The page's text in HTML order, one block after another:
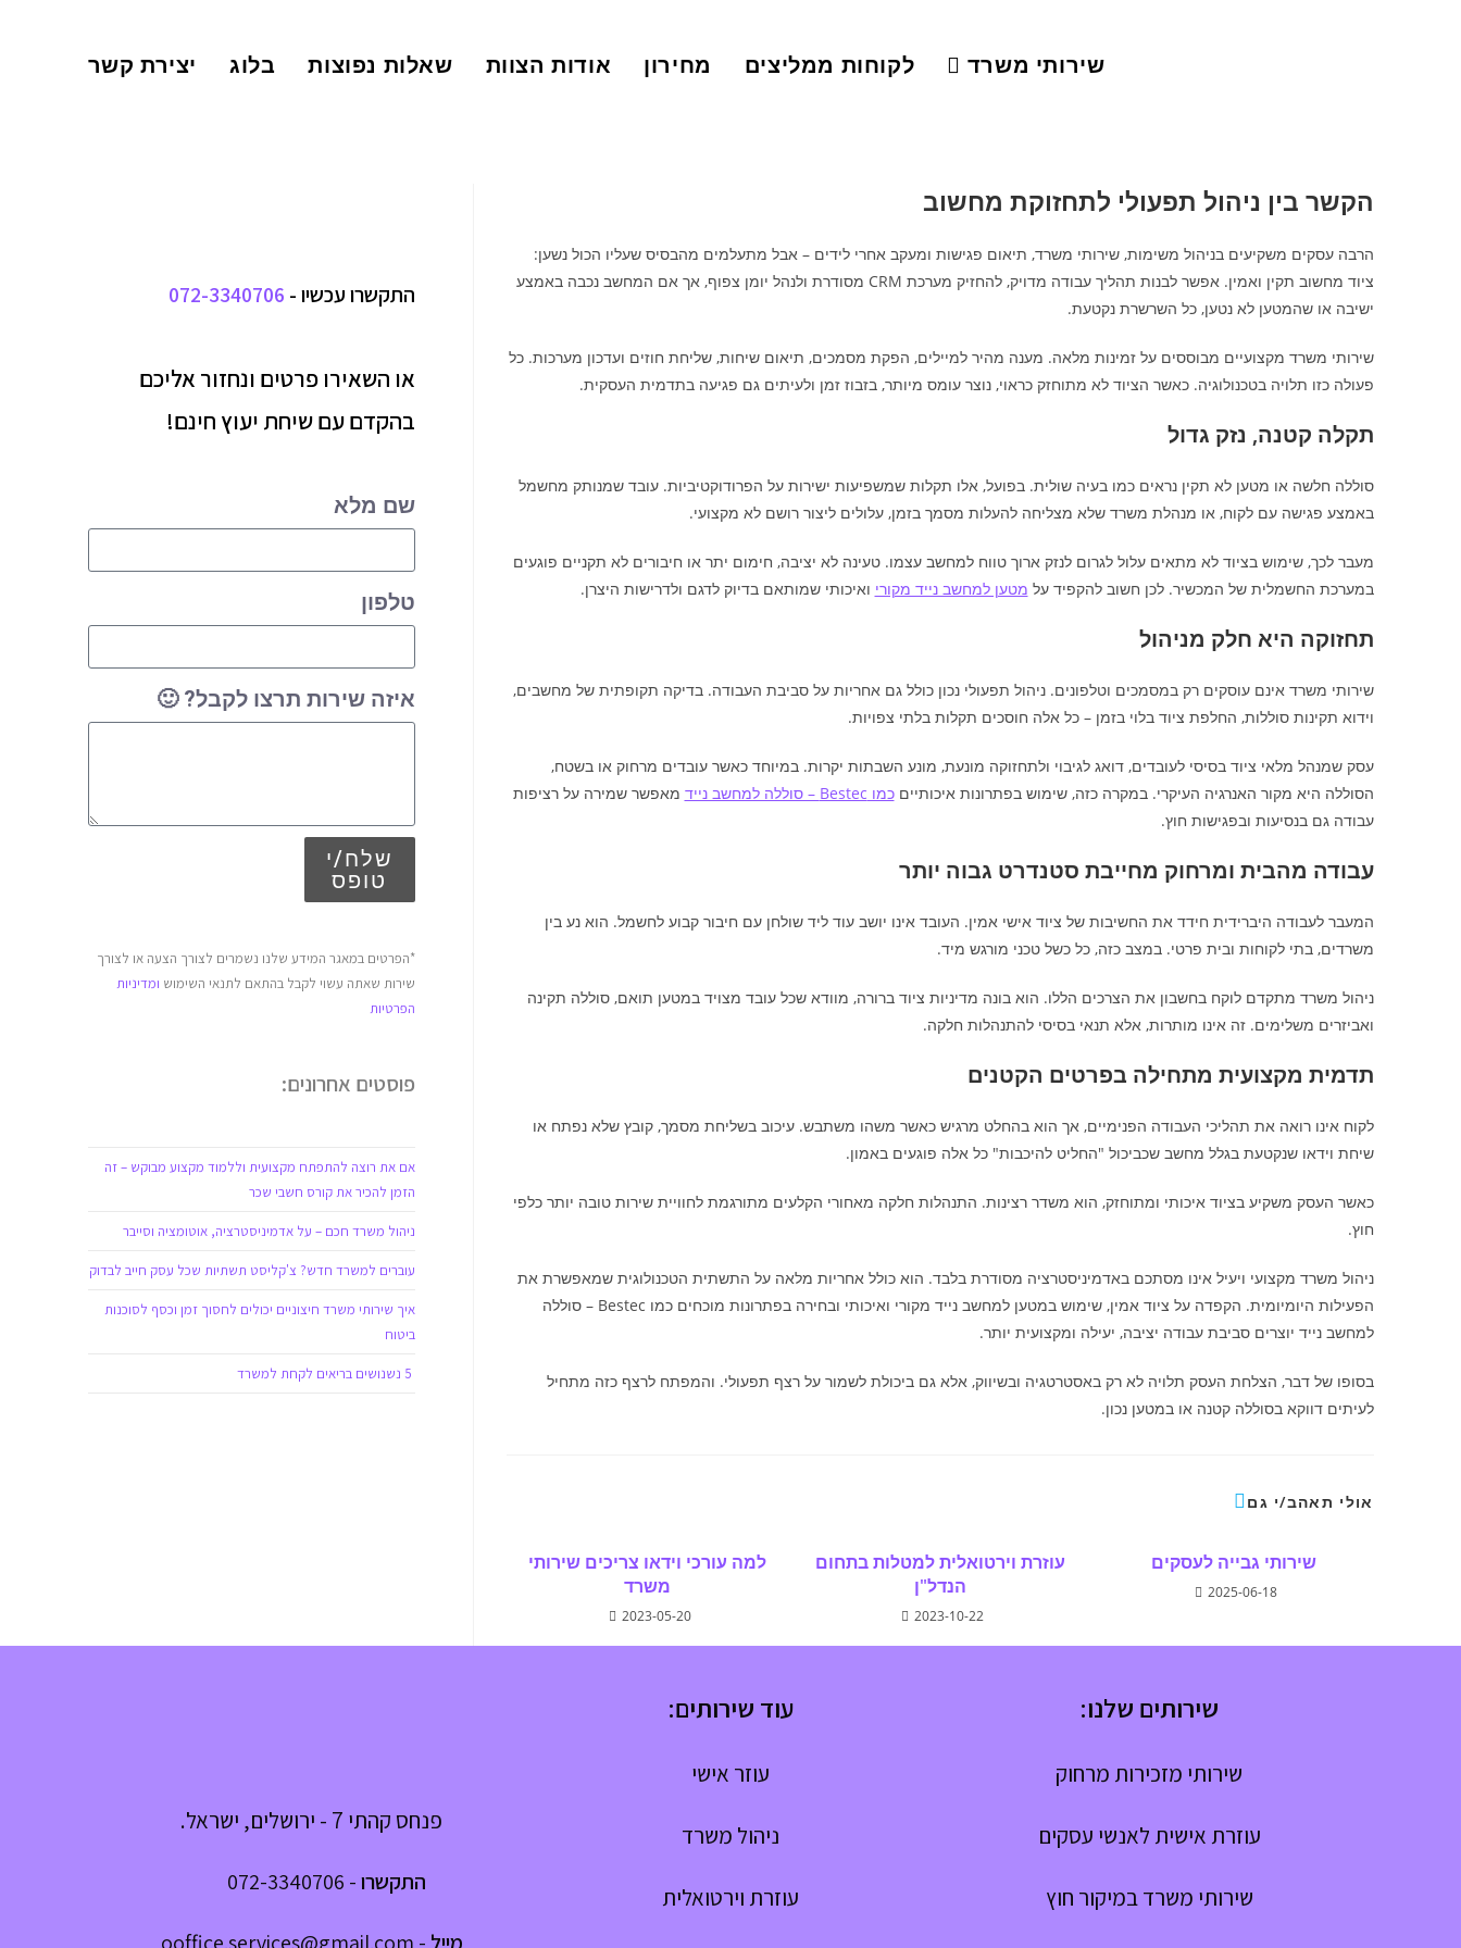
שירותי משרד לקוחות ממליצים מחירון אודות הצוות שאלות נפוצות בלוג יצירת קשר
הקשר בין ניהול תפעולי לתחזוקת מחשוב
הרבה עסקים משקיעים בניהול משימות, שירותי משרד, תיאום פגישות ומעקב אחרי לידים – אבל מתעלמים מהבסיס שעליו הכול נשען:
ציוד מחשוב תקין ואמין. אפשר לבנות תהליך עבודה מדויק, להחזיק מערכת CRM מסודרת ולנהל יומן צפוף, אך אם המחשב נכבה באמצע
ישיבה או שהמטען לא נטען, כל השרשרת נקטעת.
שירותי משרד מקצועיים מבוססים על זמינות מלאה. מענה מהיר למיילים, הפקת מסמכים, תיאום שיחות, שליחת חוזים ועדכון מערכות. כל
פעולה כזו תלויה בטכנולוגיה. כאשר הציוד לא מתוחזק כראוי, נוצר עומס מיותר, בזבוז זמן ולעיתים גם פגיעה בתדמית העסקית.
תקלה קטנה, נזק גדול
סוללה חלשה או מטען לא תקין נראים כמו בעיה שולית. בפועל, אלו תקלות שמשפיעות ישירות על הפרודוקטיביות. עובד שמנותק מחשמל
באמצע פגישה עם לקוח, או מנהלת משרד שלא מצליחה להעלות מסמך בזמן, עלולים ליצור רושם לא מקצועי.
מעבר לכך, שימוש בציוד לא מתאים עלול לגרום לנזק ארוך טווח למחשב עצמו. טעינה לא יציבה, חימום יתר או חיבורים לא תקניים פוגעים
במערכת החשמלית של המכשיר. לכן חשוב להקפיד על מטען למחשב נייד מקורי ואיכותי שמותאם בדיוק לדגם ולדרישות היצרן.
תחזוקה היא חלק מניהול
שירותי משרד אינם עוסקים רק במסמכים וטלפונים. ניהול תפעולי נכון כולל גם אחריות על סביבת העבודה. בדיקה תקופתית של מחשבים,
וידוא תקינות סוללות, החלפת ציוד בלוי בזמן – כל אלה חוסכים תקלות בלתי צפויות.
עסק שמנהל מלאי ציוד בסיסי לעובדים, דואג לגיבוי ולתחזוקה מונעת, מונע השבתות יקרות. במיוחד כאשר עובדים מרחוק או בשטח,
הסוללה היא מקור האנרגיה העיקרי. במקרה כזה, שימוש בפתרונות איכותייםכמו Bestec – סוללה למחשב נייד
מאפשר שמירה על רציפות
עבודה גם בנסיעות ובפגישות חוץ.
עבודה מהבית ומרחוק מחייבת סטנדרט גבוה יותר
המעבר לעבודה היברידית חידד את החשיבות של ציוד אישי אמין. העובד אינו יושב עוד ליד שולחן עם חיבור קבוע לחשמל. הוא נע בין
משרדים, בתי לקוחות ובית פרטי. במצב כזה, כל כשל טכני מורגש מיד.
ניהול משרד מתקדם לוקח בחשבון את הצרכים הללו. הוא בונה מדיניות ציוד ברורה, מוודא שכל עובד מצויד במטען תואם, סוללה תקינה
ואביזרים משלימים. זה אינו מותרות, אלא תנאי בסיסי להתנהלות חלקה.
תדמית מקצועית מתחילה בפרטים הקטנים
לקוח אינו רואה את תהליכי העבודה הפנימיים, אך הוא בהחלט מרגיש כאשר משהו משתבש. עיכוב בשליחת מסמך, קובץ שלא נפתח או
שיחת וידאו שנקטעת בגלל מחשב שכביכול "החליט להיכבות" כל אלה פוגעים באמון.
כאשר העסק משקיע בציוד איכותי ומתוחזק, הוא משדר רצינות. התנהלות חלקה מאחורי הקלעים מתורגמת לחוויית שירות טובה יותר כלפי
חוץ.
ניהול משרד מקצועי ויעיל אינו מסתכם באדמיניסטרציה מסודרת בלבד. הוא כולל אחריות מלאה על התשתית הטכנולוגית שמאפשרת את
הפעילות היומיומית. הקפדה על ציוד אמין, שימוש במטען למחשב נייד מקורי ואיכותי ובחירה בפתרונות מוכחים כמו Bestec – סוללה
למחשב נייד יוצרים סביבת עבודה יציבה, יעילה ומקצועית יותר.
בסופו של דבר, הצלחת העסק תלויה לא רק באסטרטגיה ובשיווק, אלא גם ביכולת לשמור על רצף תפעולי. והמפתח לרצף כזה מתחיל
לעיתים דווקא בסוללה קטנה או במטען נכון.
אולי תאהב/י גם
למה עורכי וידאו צריכים שירותי
משרד
2023-05-20
עוזרת וירטואלית למטלות בתחום
הנדל"ן
2023-10-22
שירותי גבייה לעסקים
2025-06-18
התקשרו עכשיו - 072-3340706
או השאירו פרטים ונחזור אליכם
בהקדם עם שיחת יעוץ חינם!
שם מלא
טלפון
איזה שירות תרצו לקבל? 🙂
שלח/י
טופס
*הפרטים במאגר המידע שלנו נשמרים לצורך הצעה או לצורך
שירות שאתה עשוי לקבל בהתאם לתנאי השימוש ומדיניות
הפרטיות
פוסטים אחרונים:
אם את רוצה להתפתח מקצועית וללמוד מקצוע מבוקש – זה
הזמן להכיר את קורס חשבי שכר
ניהול משרד חכם – על אדמיניסטרציה, אוטומציה וסייבר
עוברים למשרד חדש? צ'קליסט תשתיות שכל עסק חייב לבדוק
איך שירותי משרד חיצוניים יכולים לחסוך זמן וכסף לסוכנות
ביטוח
שירותים שלנו:
שירותי מזכירות מרחוק
עוזרת אישית לאנשי עסקים
שירותי משרד במיקור חוץ
עוד שירותים:
עוזר אישי
ניהול משרד
עוזרת וירטואלית
פנחס קהתי 7 - ירושלים, ישראל.
התקשרו-
072-3340706